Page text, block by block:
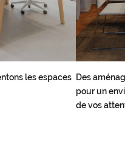
les espaces Des
pour un
de vos